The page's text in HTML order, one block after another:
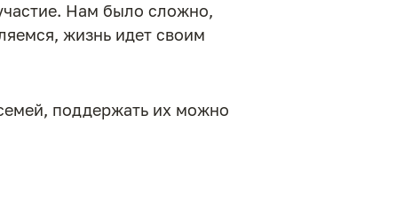
Нам было сложно,
жизнь идет своим
поддержать их можно